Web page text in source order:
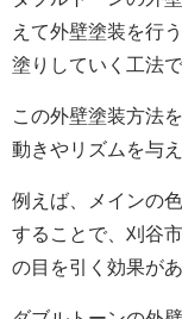
えて外壁塗装を行
塗りしていく工法
この外壁塗装方法
動きやリズムを与
例えば、メインの
することで、刈谷
の目を引く効果があ